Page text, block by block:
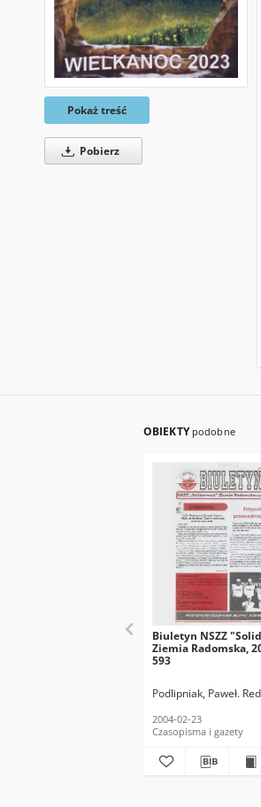
Pokaż treść
Pobierz
OBIEKTY podobne
Biuletyn NSZZ
Ziemia Radomska,
593
Podlipniak, Paweł.
2004-02-23
Czasopisma i gazety